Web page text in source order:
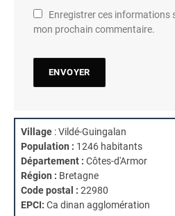
Enregistrer ces informations
mon prochain commentaire.
Village : Vildé-Guingalan
Population : 1246 habitants
Département : Côtes-d'Armor
Région : Bretagne
Code postal : 22980
EPCI: Ca dinan agglomération